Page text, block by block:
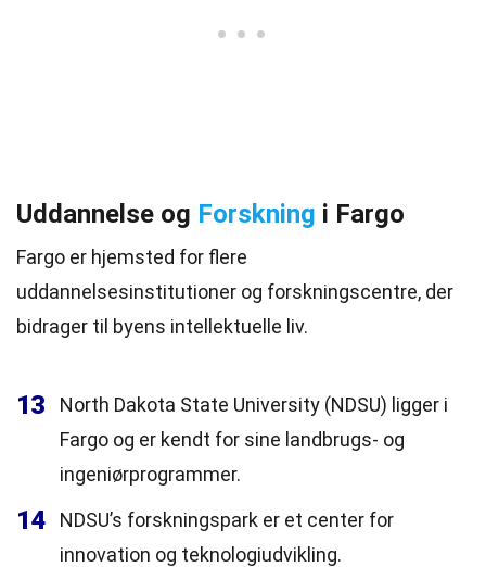
Uddannelse og Forskning i Fargo
Fargo er hjemsted for flere
uddannelsesinstitutioner og forskningscentre, der
bidrager til byens intellektuelle liv.
13
North Dakota State University (NDSU) ligger i
Fargo og er kendt for sine landbrugs- og
ingeniørprogrammer.
14
NDSU’s forskningspark er et center for
innovation og teknologiudvikling.